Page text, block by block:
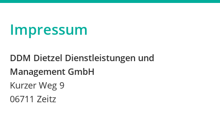
Impressum
DDM Dietzel Dienstleistungen und
Management GmbH
Kurzer Weg 9
06711 Zeitz